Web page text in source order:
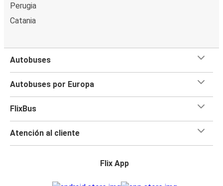
Perugia
Catania
Autobuses
Autobuses por Europa
FlixBus
Atención al cliente
Flix App